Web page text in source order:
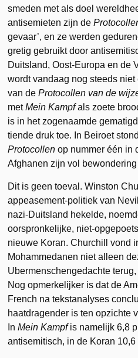
smeden met als doel
antisemieten zijn de
gevaar’, en ze werden
gretig gebruikt door
Duitsland, Oost-Europa en de
wordt vandaag nog steeds
van deProtocollen van de
metMein Kampfals zoete
is in het zogenaamde
tiende druk toe. In Beiroet
Protocollen op nummer één in
Afghanen zijn vol
Dit is geen toeval. Winston
appeasement-politiek van
nazi-Duitsland hekelde,
oorspronkelijke, niet-
nieuwe Koran. Churchill vond
Mohammedanen niet alleen
Ubermenschengedachte
Nog opmerkelijker is dat de
French na tekstanalyses
haatdragender is ten opzichte
InMein Kampfis namelijk 6,8
antisemitisch, in de Koran 10,6